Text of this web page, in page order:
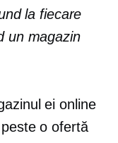
la fiecare
un magazin
ei online
o ofertă